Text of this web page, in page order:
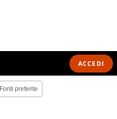
ACCEDI
Fonti preferite